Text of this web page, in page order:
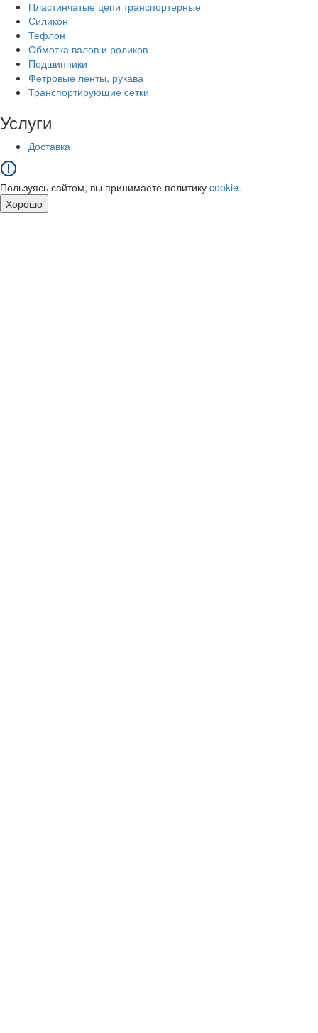
Пластинчатые цепи транспортерные
Силикон
Тефлон
Обмотка валов и роликов
Подшипники
Фетровые ленты, рукава
Транспортирующие сетки
Услуги
Доставка
Пользуясь сайтом, вы принимаете политику cookie.
Хорошо